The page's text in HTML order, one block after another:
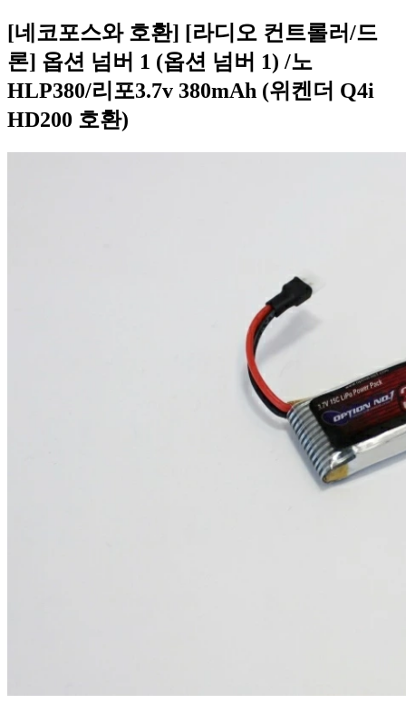
[네코포스와 호환] [라디오 컨트롤러/드
론] 옵션 넘버 1 (옵션 넘버 1) /노
HLP380/리포3.7v 380mAh (위켄더 Q4i
HD200 호환)